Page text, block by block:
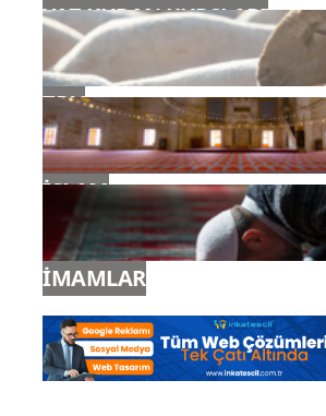
YAZ KURAN KURSLARI
TDV
İSLAM
İMAMLAR